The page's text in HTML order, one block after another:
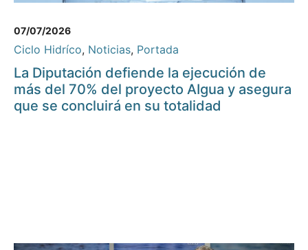
07/07/2026
Ciclo Hidríco, Noticias, Portada
La Diputación defiende la ejecución de
más del 70% del proyecto AIgua y asegura
que se concluirá en su totalidad